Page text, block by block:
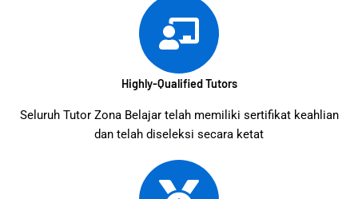
Highly-Qualified Tutors
Seluruh Tutor Zona Belajar telah memiliki sertifikat keahlian
dan telah diseleksi secara ketat